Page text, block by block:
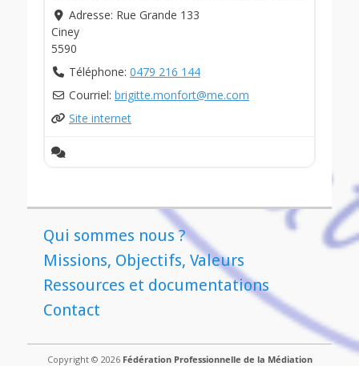
Adresse: Rue Grande 133
Ciney
5590
Téléphone: 0479 216 144
Courriel: brigitte.monfort@me.com
Site internet
Qui sommes nous ?
Missions, Objectifs, Valeurs
Ressources et documentations
Contact
Copyright © 2026 Fédération Professionnelle de la Médiation